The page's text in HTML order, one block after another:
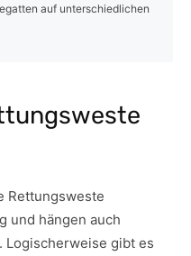
auf unterschiedlichen
Rettungsweste
und hängen auch
Logischerweise gibt es